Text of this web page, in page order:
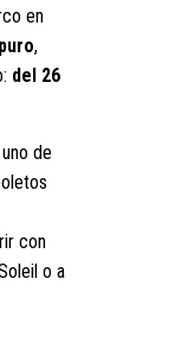
en
,
del 26
de
con
o a